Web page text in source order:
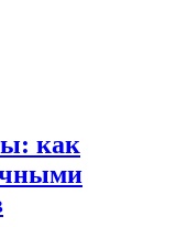
как